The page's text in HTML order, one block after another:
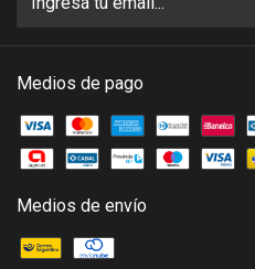
Medios de pago
Medios de envío